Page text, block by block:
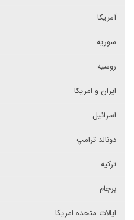
آمریکا
سوریه
روسیه
ایران و امریکا
اسرائیل
دونالد ترامپ
ترکیه
برجام
ایالات متحده امریکا